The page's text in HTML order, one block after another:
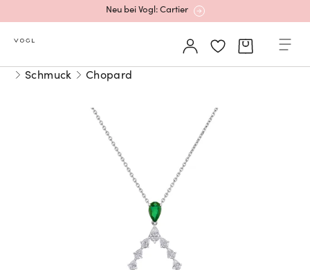
Neu bei Vogl: Cartier
Mehr erfahren: Ikonische Uhren von Cartier
Rolex Certified Pre-Owned entdecken
Neu bei Vogl: Uhren von Grand Seiko
Neu bei Vogl: Cartier
Schmuck Chopard